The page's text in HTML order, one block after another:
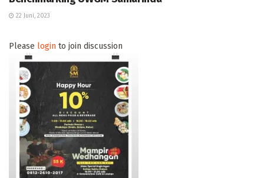
22 Juni, 2023
Please login to join discussion